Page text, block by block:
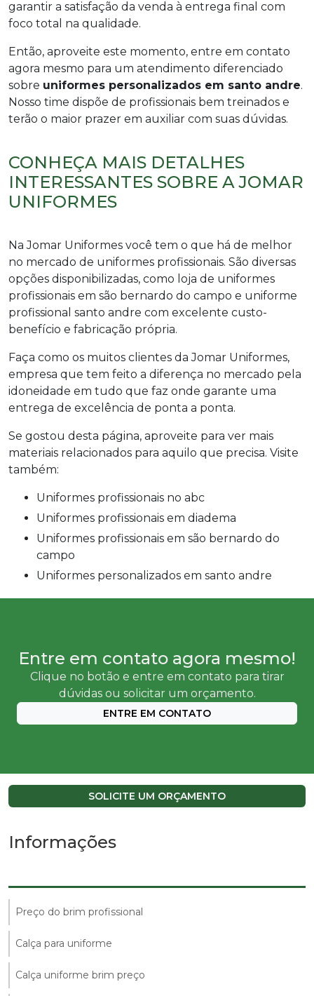
garantir a satisfação da venda à entrega final com
foco total na qualidade.
Então, aproveite este momento, entre em contato
agora mesmo para um atendimento diferenciado
sobre uniformes personalizados em santo andre.
Nosso time dispõe de profissionais bem treinados e
terão o maior prazer em auxiliar com suas dúvidas.
CONHEÇA MAIS DETALHES
INTERESSANTES SOBRE A JOMAR
UNIFORMES
Na Jomar Uniformes você tem o que há de melhor
no mercado de uniformes profissionais. São diversas
opções disponibilizadas, como loja de uniformes
profissionais em são bernardo do campo e uniforme
profissional santo andre com excelente custo-
benefício e fabricação própria.
Faça como os muitos clientes da Jomar Uniformes,
empresa que tem feito a diferença no mercado pela
idoneidade em tudo que faz onde garante uma
entrega de excelência de ponta a ponta.
Se gostou desta página, aproveite para ver mais
materiais relacionados para aquilo que precisa. Visite
também:
uniformes profissionais no abc
uniformes profissionais em diadema
uniformes profissionais em são bernardo do
campo
uniformes personalizados em santo andre
Entre em contato agora mesmo!
Clique no botão e entre em contato para tirar
dúvidas ou solicitar um orçamento.
ENTRE EM CONTATO
SOLICITE UM ORÇAMENTO
Informações
Preço do brim profissional
Calça para uniforme
Calça uniforme brim preço